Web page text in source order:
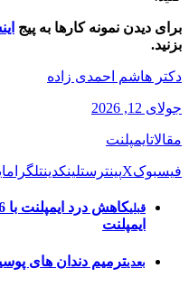
برای دیدن نمونه کارها به پیج
بزنید.
دکتر هاشم احمدی زاده
جولای 12, 2026
مقالاتایمپلنت
فیسبوکXپینترستلینکدینتلگرام
قبلی
ایمپلنت
بعدیترمیم دندان های